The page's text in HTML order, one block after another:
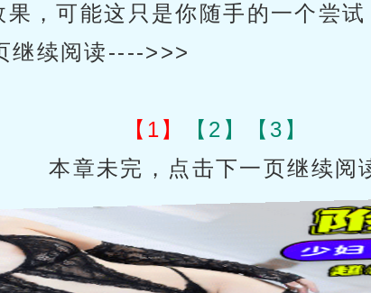
，可能这只是你随手的一个尝
继续阅读---->>>
【1】 【2】
【3】
本章未完，点击下一页继续阅